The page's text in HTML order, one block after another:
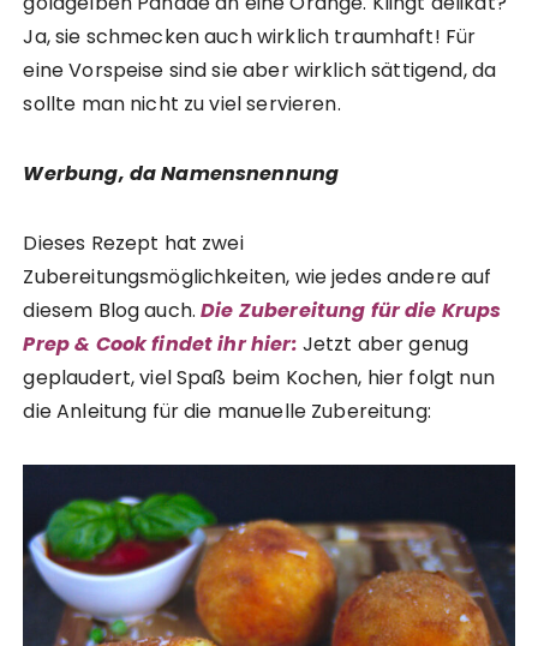
Ja, sie schmecken auch wirklich traumhaft! Für
eine Vorspeise sind sie aber wirklich sättigend, da
sollte man nicht zu viel servieren.
Werbung, da Namensnennung
Dieses Rezept hat zwei
Zubereitungsmöglichkeiten, wie jedes andere auf
diesem Blog auch.Die Zubereitung für die Krups
Prep & Cook findet ihr hier: Jetzt aber genug
geplaudert, viel Spaß beim Kochen, hier folgt nun
die Anleitung für die manuelle Zubereitung: